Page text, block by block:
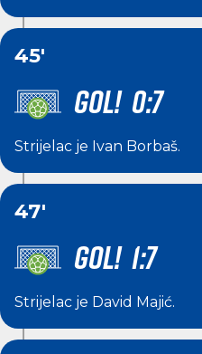
45'
GOL! 0:7
Strijelac je Ivan Borbaš.
47'
GOL! 1:7
Strijelac je David Majić.